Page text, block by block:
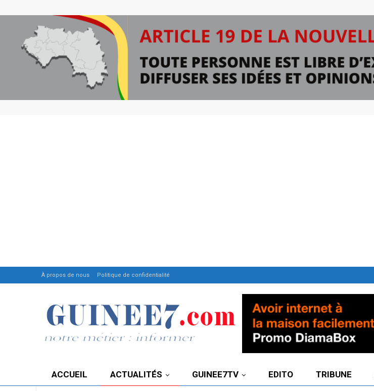
À propos de nous Politique de confidentialité
ACCUEIL ACTUALITÉS GUINEE7TV EDITO TRIBUNE